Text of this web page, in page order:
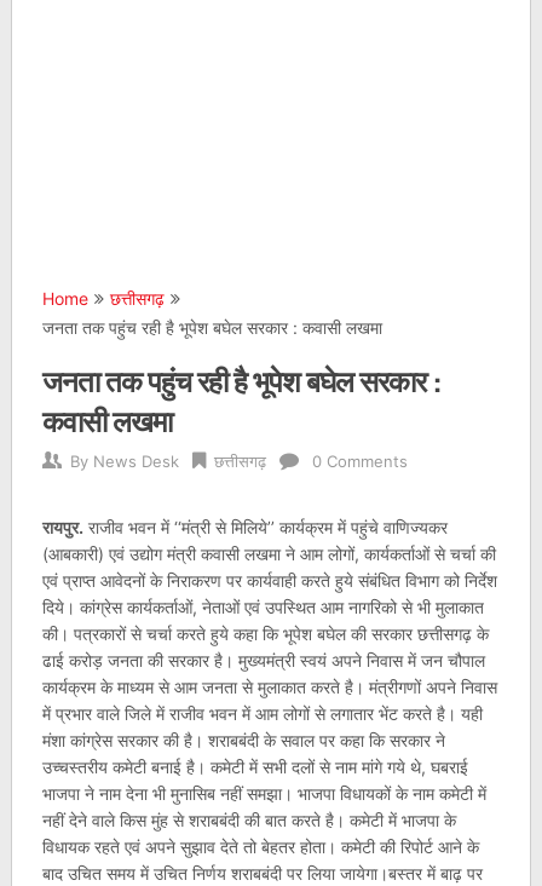
Home
छत्तीसगढ़
जनता तक पहुंच रही है भूपेश बघेल सरकार : कवासी लखमा
जनता तक पहुंच रही है भूपेश बघेल सरकार :
कवासी लखमा
By News Desk छत्तीसगढ़ 0 Comments
रायपुर. राजीव भवन में ‘‘मंत्री से मिलिये’’ कार्यक्रम में पहुंचे वाणिज्यकर
(आबकारी) एवं उद्योग मंत्री कवासी लखमा ने आम लोगों, कार्यकर्ताओं से चर्चा की
एवं प्राप्त आवेदनों के निराकरण पर कार्यवाही करते हुये संबंधित विभाग को निर्देश
दिये। कांग्रेस कार्यकर्ताओं, नेताओं एवं उपस्थित आम नागरिको से भी मुलाकात
की। पत्रकारों से चर्चा करते हुये कहा कि भूपेश बघेल की सरकार छत्तीसगढ़ के
ढाई करोड़ जनता की सरकार है। मुख्यमंत्री स्वयं अपने निवास में जन चौपाल
कार्यक्रम के माध्यम से आम जनता से मुलाकात करते है। मंत्रीगणों अपने निवास
में प्रभार वाले जिले में राजीव भवन में आम लोगों से लगातार भेंट करते है। यही
मंशा कांग्रेस सरकार की है। शराबबंदी के सवाल पर कहा कि सरकार ने
उच्चस्तरीय कमेटी बनाई है। कमेटी में सभी दलों से नाम मांगे गये थे, घबराई
भाजपा ने नाम देना भी मुनासिब नहीं समझा। भाजपा विधायकों के नाम कमेटी में
नहीं देने वाले किस मुंह से शराबबंदी की बात करते है। कमेटी में भाजपा के
विधायक रहते एवं अपने सुझाव देते तो बेहतर होता। कमेटी की रिपोर्ट आने के
बाद उचित समय में उचित निर्णय शराबबंदी पर लिया जायेगा।बस्तर में बाढ़ पर